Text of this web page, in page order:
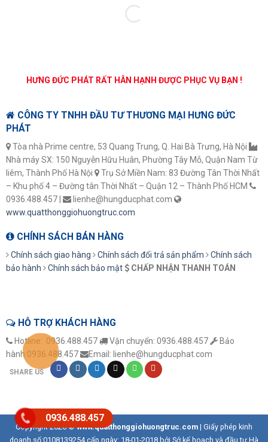
HƯNG ĐỨC PHÁT RẤT HÂN HẠNH ĐƯỢC PHỤC VỤ BẠN !
CÔNG TY TNHH ĐẦU TƯ THƯƠNG MẠI HƯNG ĐỨC
PHÁT
Tòa nhà Prime centre, 53 Quang Trung, Q. Hai Bà Trưng, Hà Nội
Nhà máy SX: 150 Nguyễn Hữu Huân, Phường Tây Mỗ, Quận Nam Từ
liêm, Thành Phố Hà Nội
Trụ Sở Miền Nam: 83 Đường Tân Thời Nhất
– Khu phố 4 – Đường tân Thời Nhất – Quận 12 – Thành Phố HCM
0936.488.457 |
lienhe@hungducphat.com
www.quatthonggiohuongtruc.com
CHÍNH SÁCH BÁN HÀNG
Chính sách giao hàng Chính sách đổi trả sản phẩm
Chính sách
bảo hành
Chính sách bảo mật CHẤP NHẬN THANH TOÁN
HỖ TRỢ KHÁCH HÀNG
Hotline: 0936.488.457 Vận chuyển: 0936.488.457
Bảo
hành:0936.488.457
Email: lienhe@hungducphat.com
0936.488.457
SHARE US
Copyright 2026 ©www.quatthonggiohuongtruc.com | Giấy phép kinh
doanh số:0108139254 cấp ngày: 18-01-2018 bởi Sở kế hoạch và đầu tư Hà